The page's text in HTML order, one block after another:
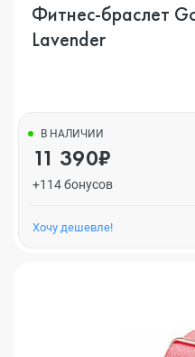
Фитнес-браслет
Lavender
В НАЛИЧИИ
11 390₽
+114 бонусов
Хочу дешевле!